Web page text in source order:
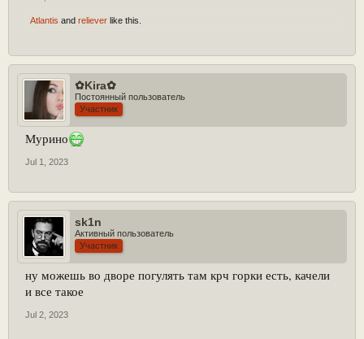
Atlantis and reliever like this.
✿Kira✿
Постоянный пользователь
Участник
Мурино
Jul 1, 2023
sk1n
Активный пользователь
Участник
ну можешь во дворе погулять там крч горки есть, качели
и все такое
Jul 2, 2023